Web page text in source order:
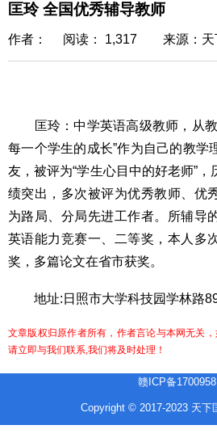
匡玲 全国优秀辅导教师
作者： 阅读： 1,317 来源：天
匡玲：中学英语高级教师，从教
每一个学生的成长”作为自己的教学
友，被评为“学生心目中的好老师”
绩突出，多次被评为优秀教师、优
为路局、分局先进工作者。所辅导
英语能力竞赛一、二等奖，本人多
奖，多篇论文在省市获奖。
地址:日照市大学科技园学林路
文章版权归原作者所有，作者言论与本网无关
请立即与我们联系,我们将及时处理！
赣ICP备
Copyright © 2017-2023 天下